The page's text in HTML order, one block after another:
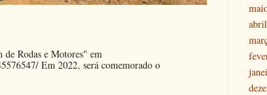
Rodas e Motores" em
Em 2022, será comemorado o